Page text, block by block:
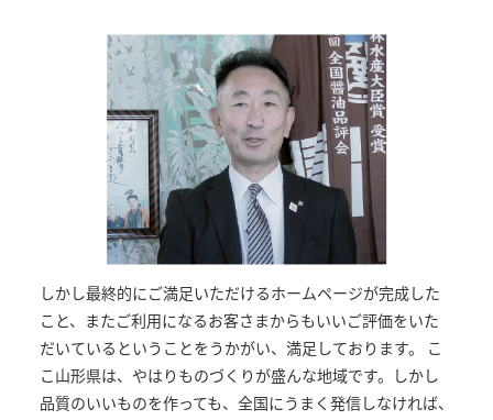
しかし最終的にご満足いただけるホームページが完成した
こと、またご利用になるお客さまからもいいご評価をいた
だいているということをうかがい、満足しております。 こ
こ山形県は、やはりものづくりが盛んな地域です。しかし
品質のいいものを作っても、全国にうまく発信しなければ、